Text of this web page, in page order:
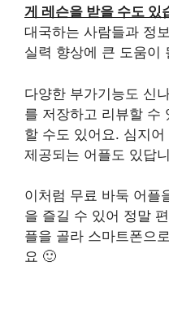
게 레슨을 받을 수도 있
대국하는 사람들과 정
실력 향상에 큰 도움이
다양한 부가기능도 신
를 저장하고 리뷰할 수
할 수도 있어요. 심지
제공되는 어플도 있답
이처럼 무료 바둑 어플
을 즐길 수 있어 정말
플을 골라 스마트폰으
요 🙂